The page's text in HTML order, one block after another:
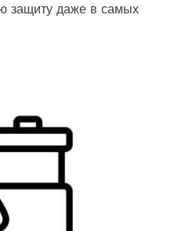
защиту даже в самых